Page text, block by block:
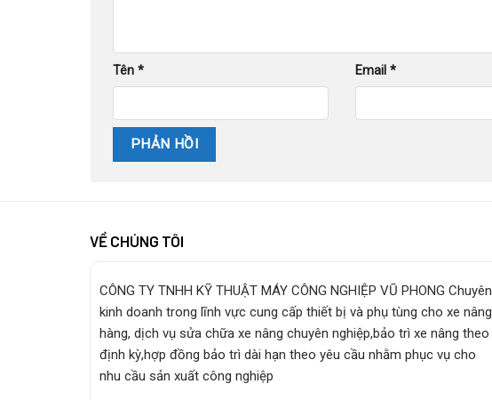
Tên * Email*
VỀ CHÚNG TÔI
CÔNG TY TNHH KỸ THUẬT MÁY CÔNG NGHIỆP VŨ PHONG Chuyên
kinh doanh trong lĩnh vực cung cấp thiết bị và phụ tùng cho xe nâng
hàng, dịch vụ sửa chữa xe nâng chuyên nghiệp,bảo trì xe nâng theo
định kỳ,hợp đồng bảo trì dài hạn theo yêu cầu nhằm phục vụ cho
nhu cầu sản xuất công nghiệp